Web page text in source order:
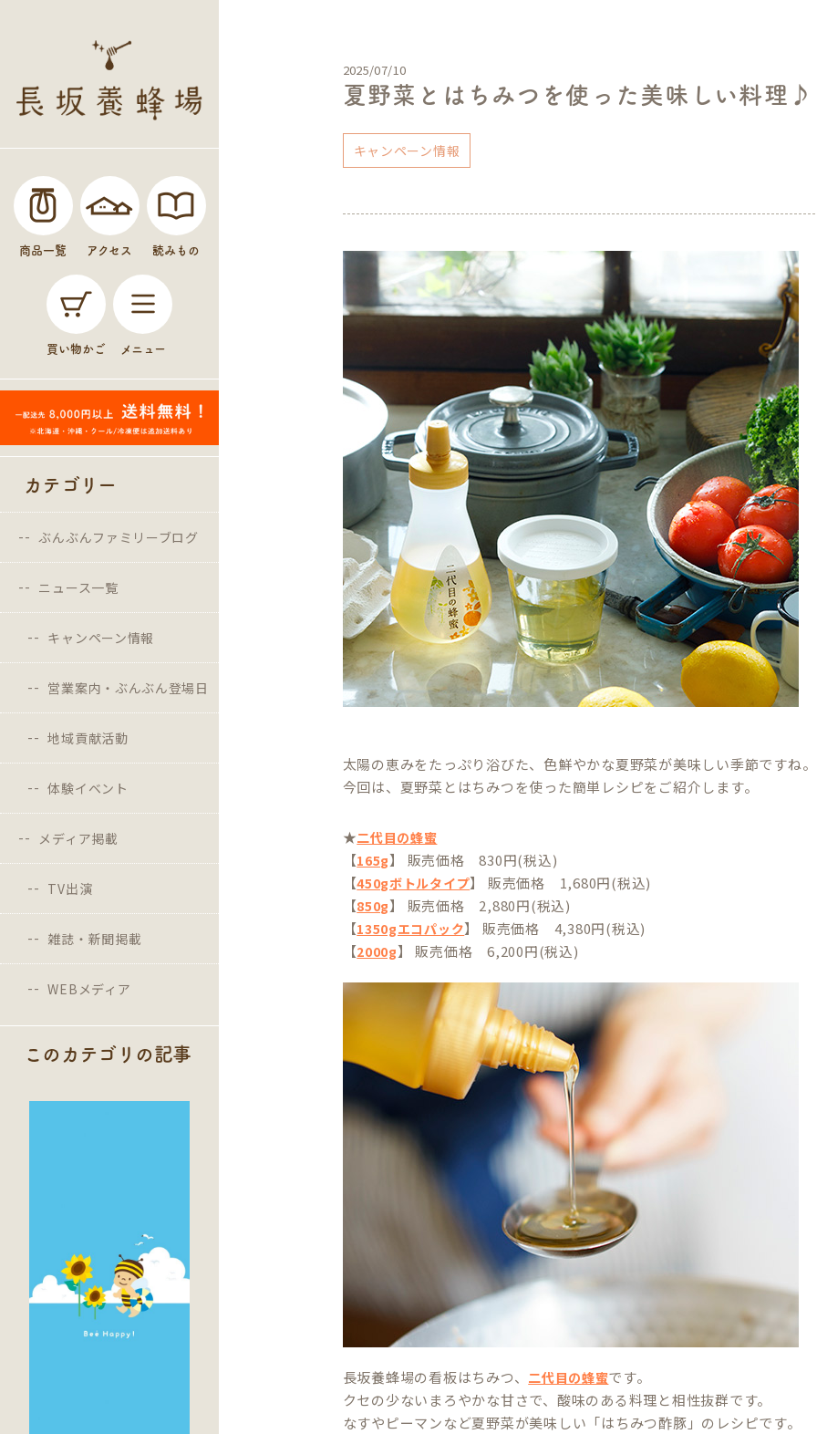
商品一覧 アクセス 読みもの
買い物かご メニュー
カテゴリー
ぶんぶんファミリーブログ
ニュース一覧
キャンペーン情報
営業案内・ぶんぶん登場日
地域貢献活動
体験イベント
メディア掲載
TV出演
雑誌・新聞掲載
WEBメディア
このカテゴリの記事
2025/07/10
夏野菜とはちみつを使った美味しい料理♪
キャンペーン情報
太陽の恵みをたっぷり浴びた、色鮮やかな夏野菜が美味しい季節ですね。
今回は、夏野菜とはちみつを使った簡単レシピをご紹介します。
★二代目の蜂蜜
【165g】 販売価格 830円(税込)
【450gボトルタイプ】 販売価格 1,680円(税込)
【850g】 販売価格 2,880円(税込)
【1350gエコパック】 販売価格 4,380円(税込)
【2000g】 販売価格 6,200円(税込)
長坂養蜂場の看板はちみつ、 二代目の蜂蜜です。
クセの少ないまろやかな甘さで、酸味のある料理と相性抜群です。
なすやピーマンなど夏野菜が美味しい「はちみつ酢豚」のレシピです。